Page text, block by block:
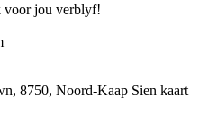
voor jou verblyf!
8750, Noord-Kaap Sien kaart